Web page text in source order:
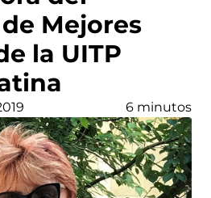
Mejores
la UITP
6 minutos